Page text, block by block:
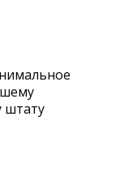
штату